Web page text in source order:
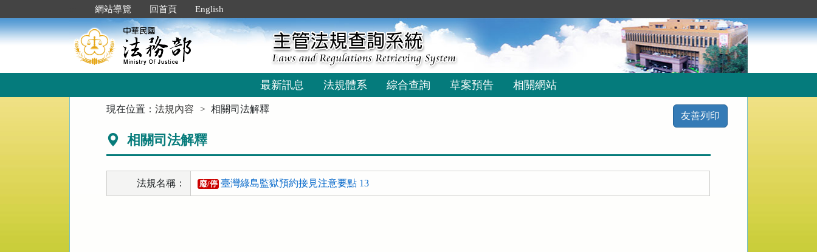
到
主
要
網站導覽 回首頁 English
最新訊息 法規體系 綜合查詢 草案預告 相關網站
現在位置：法規內容 相關司法解釋
友善列印
相關司法解釋
法規名稱： 廢/停 臺灣綠島監獄預約接見注意要點 13